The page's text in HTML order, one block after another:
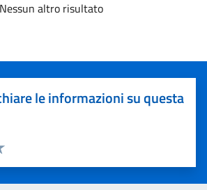
Nessun altro risultato
le informazioni su questa
5 stelle su 5
4 stelle su 5
su 5
su 5